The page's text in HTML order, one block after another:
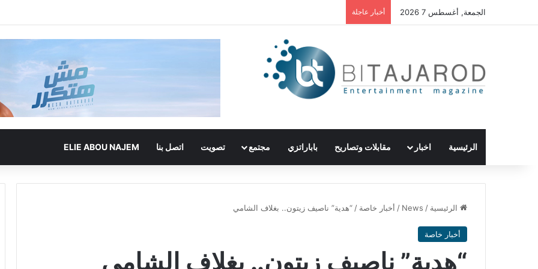
الجمعة, أغسطس 7 2026 أخبار عاجلة
الرئيسية اخبار مقابلات وتصاريح باباراتزي مجتمع تصويت اتصل بنا ELIE ABOU NAJEM
الرئيسية /
News
/ أخبار خاصة / “هدية” ناصيف زيتون.. بغلاف الشامي
أخبار خاصة
“هدية” ناصيف زيتون.. بغلاف الشامي